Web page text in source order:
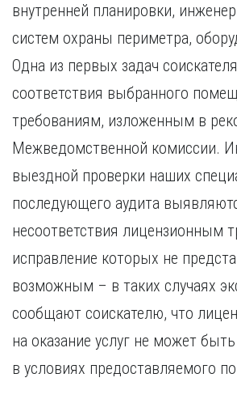
внутренней планировки,
систем охраны периметра,
Одна из первых задач
соответствия выбранного
требованиям, изложенным в
Межведомственной комиссии.
выездной проверки наших
последующего аудита
несоответствия лицензионным
исправление которых не
возможным – в таких случаях
сообщают соискателю, что
на оказание услуг не может
в условиях предоставляемого